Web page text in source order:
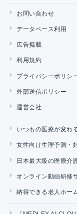
お問い合わせ
データベース利用
広告掲載
利用規約
プライバシーポリシ
外部送信ポリシー
運営会社
いつもの医療が変わ
女性向け生理予測・
日本最大級の医療介
オンライン動画研修
納得できる老人ホー